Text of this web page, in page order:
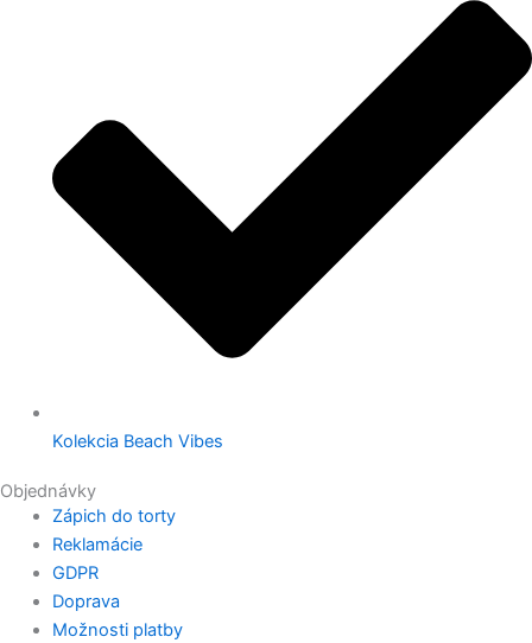
Kolekcia Beach Vibes
Objednávky
Zápich do torty
Reklamácie
GDPR
Doprava
Možnosti platby